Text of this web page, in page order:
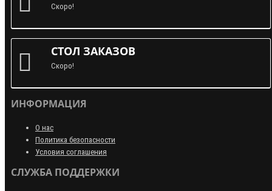
Скоро!
СТОЛ ЗАКАЗОВ
Скоро!
ИНФОРМАЦИЯ
О нас
Политика безопасности
Условия соглашения
СЛУЖБА ПОДДЕРЖКИ